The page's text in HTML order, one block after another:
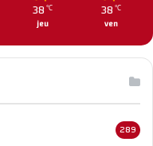
38 ℃
jeu
38 ℃
ven
289